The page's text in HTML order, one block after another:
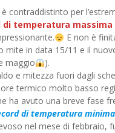
contraddistinto per
di temperatura
E non è
mite in data 15/11 e il
maggio
).
e mitezza fuori dagli
termico molto basso
ha avuto una breve fase
di temperatura
nel mese di febbraio,